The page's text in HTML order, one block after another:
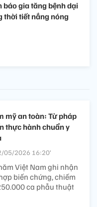
báo gia tăng bệnh dại
thời tiết nắng nóng
mỹ an toàn: Từ pháp
thực hành chuẩn y
05/2026 16:20’
Việt Nam ghi nhận
biến chứng, chiếm
ca phẫu thuật